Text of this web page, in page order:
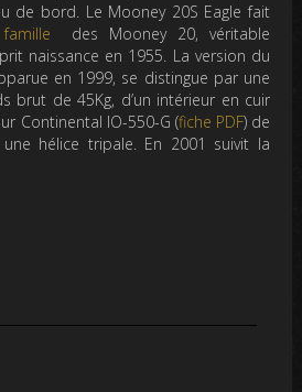
de bord. Le Mooney 20S Eagle fait
des Mooney 20, véritable
naissance en 1955. La version du
en 1999, se distingue par une
brut de 45Kg, d’un intérieur en cuir
Continental IO-550-G (fiche PDF) de
hélice tripale. En 2001 suivit la